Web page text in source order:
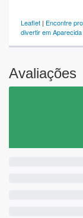
Leaflet | Encontre
divertir em
Avaliações